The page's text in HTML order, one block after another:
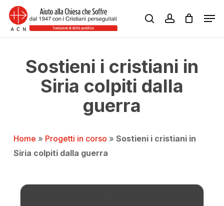
Skip
main
searchaccount
Sostieni i cristiani in
Siria colpiti dalla
guerra
Home » Progetti in corso » Sostieni i cristiani in
Siria colpiti dalla guerra